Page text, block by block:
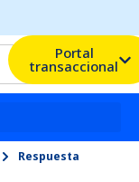
Portal
transaccional
Respuesta